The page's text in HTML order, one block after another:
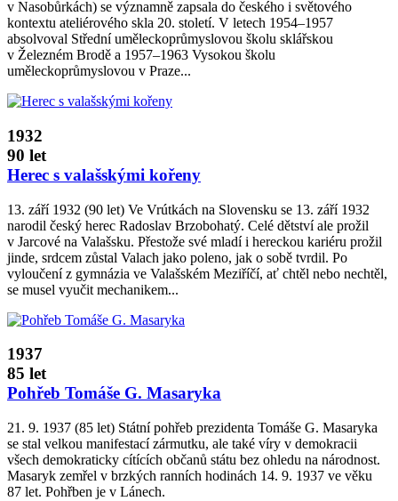
v Nasobůrkách) se významně zapsala do českého i světového
kontextu ateliérového skla 20. století. V letech 1954–1957
absolvoval Střední uměleckoprůmyslovou školu sklářskou
v Železném Brodě a 1957–1963 Vysokou školu
uměleckoprůmyslovou v Praze...
1932
90 let
Herec s valašskými kořeny
13. září 1932 (90 let) Ve Vrútkách na Slovensku se 13. září 1932
narodil český herec Radoslav Brzobohatý. Celé dětství ale prožil
v Jarcové na Valašsku. Přestože své mladí i hereckou kariéru prožil
jinde, srdcem zůstal Valach jako poleno, jak o sobě tvrdil. Po
vyloučení z gymnázia ve Valašském Meziříčí, ať chtěl nebo nechtěl,
se musel vyučit mechanikem...
1937
85 let
Pohřeb Tomáše G. Masaryka
21. 9. 1937 (85 let) Státní pohřeb prezidenta Tomáše G. Masaryka
se stal velkou manifestací zármutku, ale také víry v demokracii
všech demokraticky cítících občanů státu bez ohledu na národnost.
Masaryk zemřel v brzkých ranních hodinách 14. 9. 1937 ve věku
87 let. Pohřben je v Lánech.